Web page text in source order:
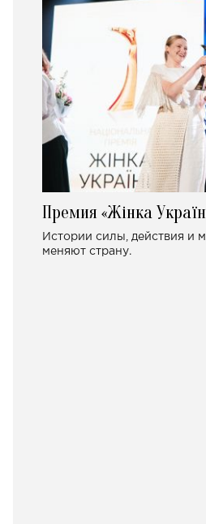
Премия «Жінка
Истории силы, действия и
меняют страну.